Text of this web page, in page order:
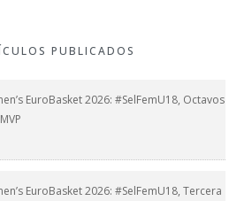
PUBLICADOS
EuroBasket 2026: #SelFemU18, Octavos
EuroBasket 2026: #SelFemU18, Tercera